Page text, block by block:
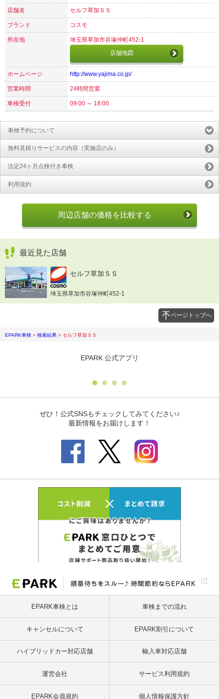
店舗名 セルフ草加ＳＳ
ブランド コスモ
所在地
埼玉県草加市谷塚仲町452-1
店舗地図
ホームページ http://www.yajima.co.jp/
営業時間 24時間営業
車検受付 09:00 ～ 18:00
車検予約について
無料見積りサービスの内容（実施店のみ）
法定24ヶ月点検付き車検
利用規約
周辺店舗の価格を比較する
最近見た店舗
セルフ草加ＳＳ
埼玉県草加市谷塚仲町452-1
ページトップへ
EPARK車検 > 検索結果 > セルフ草加ＳＳ
EPARK車検とは 車検までの流れ
キャンセルについて EPARK割引について
ハイブリッドカー対応店舗 輸入車対応店舗
運営会社 サービス利用規約
EPARK会員規約 個人情報保護方針